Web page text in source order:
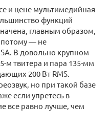
и цене мультимедийная
функций
главным образом,
потому — не
В довольно крупном
м твитера и пара 135-мм
200 Вт RMS.
но при такой базе
если упретесь в
все равно лучше, чем